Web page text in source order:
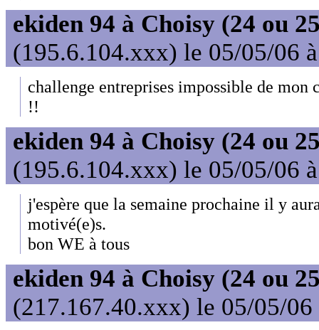
ekiden 94 à Choisy (24 ou
(195.6.104.xxx) le 05/05/06
challenge entreprises impossible de mon
!!
ekiden 94 à Choisy (24 ou
(195.6.104.xxx) le 05/05/06
j'espère que la semaine prochaine il y
motivé(e)s.
bon WE à tous
ekiden 94 à Choisy (24 ou
(217.167.40.xxx) le 05/05/06